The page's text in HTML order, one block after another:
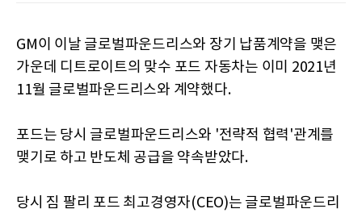
GM이 이날 글로벌파운드리스와 장기 납품계약을 맺은
가운데 디트로이트의 맞수 포드 자동차는 이미 2021년
11월 글로벌파운드리스와 계약했다.
포드는 당시 글로벌파운드리스와 '전략적 협력'관계를
맺기로 하고 반도체 공급을 약속받았다.
당시 짐 팔리 포드 최고경영자(CEO)는 글로벌파운드리